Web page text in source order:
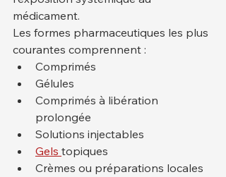
médicament.
Les formes pharmaceutiques les plus
courantes comprennent :
Comprimés
Gélules
Comprimés à libération
prolongée
Solutions injectables
Gels topiques
Crèmes ou préparations locales